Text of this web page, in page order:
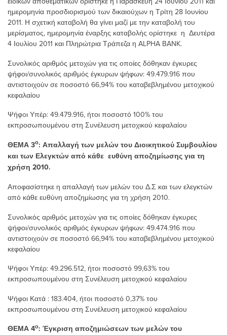
ημερομηνία προσδιορισμού των δικαιούχων η Τρίτη 28 Ιουνίου
2011. Η σχετική καταβολή θα γίνει μαζί με την καταβολή του
μερίσματος, ημερομηνία έναρξης καταβολής ορίστηκε η Δευτέρα
4 Ιουλίου 2011 και Πληρώτρια Τράπεζα η ALPHA BANK.
Συνολικός αριθμός μετοχών για τις οποίες δόθηκαν έγκυρες
ψήφοι/συνολικός αριθμός έγκυρων ψήφων: 49.479.916 που
αντιστοιχούν σε ποσοστό 66,94% του καταβεβλημένου μετοχικού
κεφαλαίου
Ψήφoι Υπέρ: 49.479.916, ήτοι ποσοστό 100% του
εκπροσωπουμένου στη Συνέλευση μετοχικού κεφαλαίου
ΘΕΜΑ 3ο: Απαλλαγή των μελών του Διοικητικού Συμβουλίου
και των Ελεγκτών από κάθε ευθύνη αποζημίωσης για τη
χρήση 2010.
Αποφασίστηκε η απαλλαγή των μελών του Δ.Σ και των ελεγκτών
από κάθε ευθύνη αποζημίωσης για τη χρήση 2010.
Συνολικός αριθμός μετοχών για τις οποίες δόθηκαν έγκυρες
ψήφοι/συνολικός αριθμός έγκυρων ψήφων: 49.474.916 που
αντιστοιχούν σε ποσοστό 66,94% του καταβεβλημένου μετοχικού
κεφαλαίου
Ψήφoι Υπέρ: 49.296.512, ήτοι ποσοστό 99,63% του
εκπροσωπουμένου στη Συνέλευση μετοχικού κεφαλαίου
Ψήφοι Κατά : 183.404, ήτοι ποσοστό 0,37% του
εκπροσωπουμένου στη Συνέλευση μετοχικού κεφαλαίου
ΘΕΜΑ 4ο: Έγκριση αποζημιώσεων των μελών του